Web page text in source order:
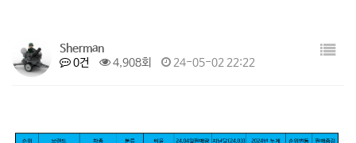
Sherman
0건
4,908회 24-05-02 22:22